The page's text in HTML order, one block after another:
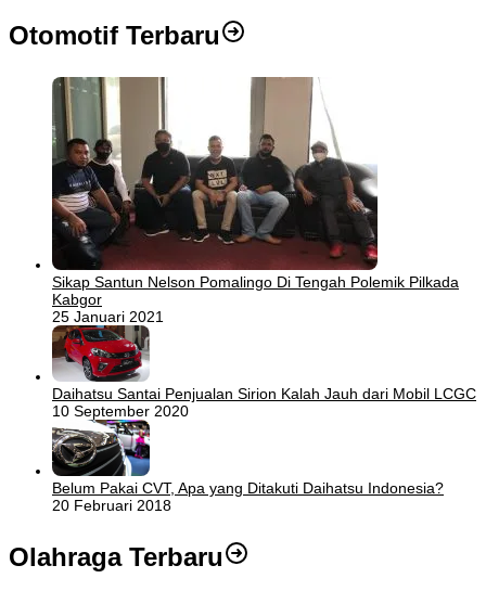
Otomotif Terbaru
Sikap Santun Nelson Pomalingo Di Tengah Polemik Pilkada
Kabgor
25 Januari 2021
Daihatsu Santai Penjualan Sirion Kalah Jauh dari Mobil LCGC
10 September 2020
Belum Pakai CVT, Apa yang Ditakuti Daihatsu Indonesia?
20 Februari 2018
Olahraga Terbaru